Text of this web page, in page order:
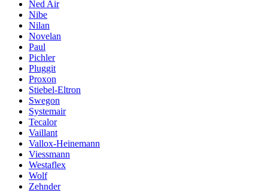
Ned Air
Nibe
Nilan
Novelan
Paul
Pichler
Pluggit
Proxon
Stiebel-Eltron
Swegon
Systemair
Tecalor
Vaillant
Vallox-Heinemann
Viessmann
Westaflex
Wolf
Zehnder